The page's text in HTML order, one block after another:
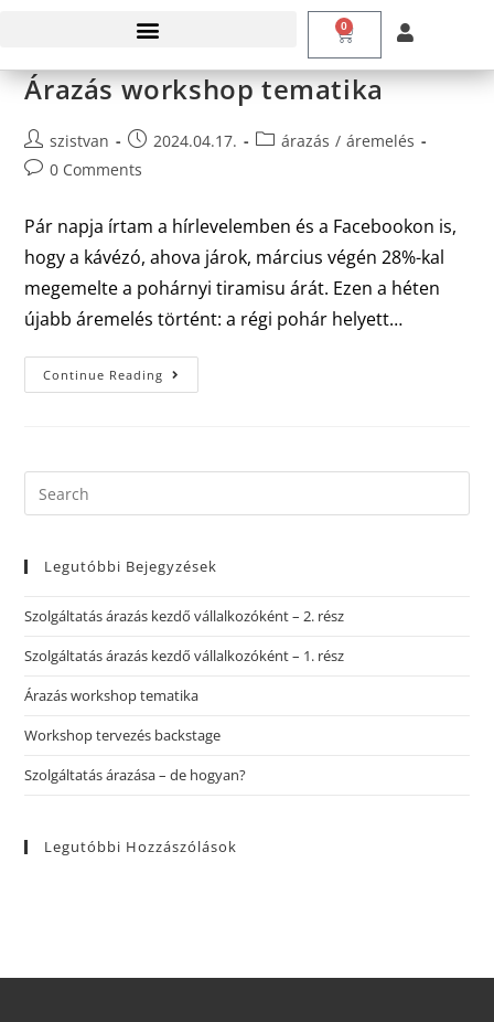
0
Árazás workshop tematika
szistvan 2024.04.17. árazás / áremelés
0 Comments
Pár napja írtam a hírlevelemben és a Facebookon is,
hogy a kávézó, ahova járok, március végén 28%-kal
megemelte a pohárnyi tiramisu árát. Ezen a héten
újabb áremelés történt: a régi pohár helyett…
Continue Reading
Legutóbbi Bejegyzések
Szolgáltatás árazás kezdő vállalkozóként – 2. rész
Szolgáltatás árazás kezdő vállalkozóként – 1. rész
Árazás workshop tematika
Workshop tervezés backstage
Szolgáltatás árazása – de hogyan?
Legutóbbi Hozzászólások